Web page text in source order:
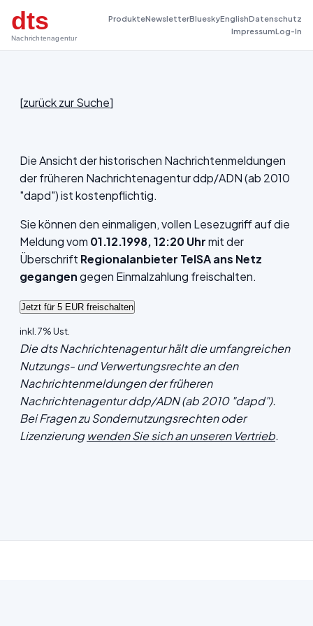
dts
Nachrichtenagentur
ProdukteNewsletterBlueskyEnglishDatenschutz
ImpressumLog-In
[zurück zur Suche]
Die Ansicht der historischen Nachrichtenmeldungen
der früheren Nachrichtenagentur ddp/ADN (ab 2010
"dapd") ist kostenpflichtig.
Sie können den einmaligen, vollen Lesezugriff auf die
Meldung vom 01.12.1998, 12:20 Uhrmit der
Überschrift Regionalanbieter TelSA ans Netz
gegangengegen Einmalzahlung freischalten.
inkl. 7% Ust.
Die dts Nachrichtenagentur hält die umfangreichen
Nutzungs- und Verwertungsrechte an den
Nachrichtenmeldungen der früheren
Nachrichtenagentur ddp/ADN (ab 2010 "dapd").
Bei Fragen zu Sondernutzungsrechten oder
Lizenzierungwenden Sie sich an unseren Vertrieb.